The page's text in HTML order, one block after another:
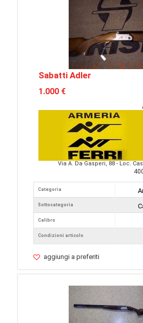
Sabatti Adler
1.000 €
Via A. Da Gasperi, 88 - Loc.
Categoria
Sottocategoria
Calibro
Condizioni articolo
aggiungi a preferiti